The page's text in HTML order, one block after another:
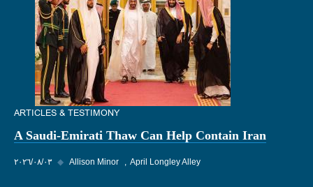
ARTICLES & TESTIMONY
A Saudi-Emirati Thaw Can Help Contain Iran
٠٣‏/٠٨‏/٢٠٢٦ ◆ Allison Minor April Longley Alley